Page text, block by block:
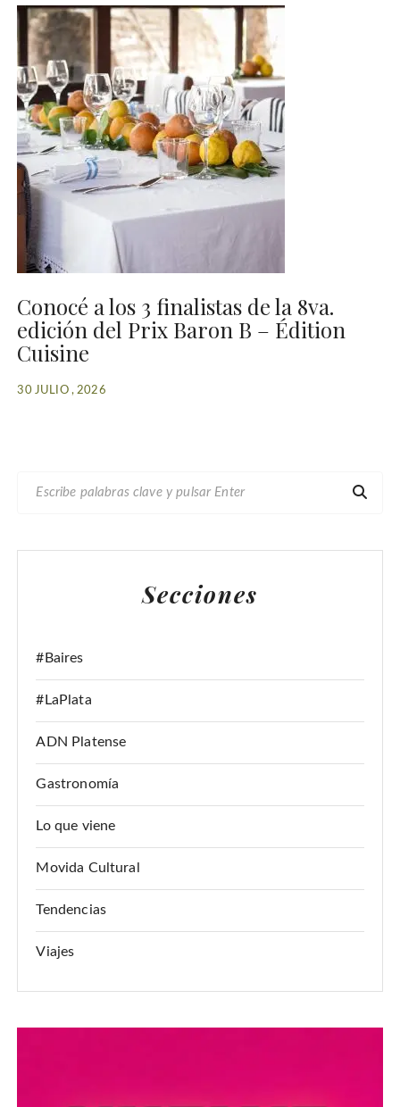
Conocé a los 3 finalistas de la 8va.
edición del Prix Baron B – Édition
Cuisine
30 JULIO , 2026
C
Secciones
#Baires
#LaPlata
ADN Platense
Gastronomía
Lo que viene
Movida Cultural
Tendencias
Viajes